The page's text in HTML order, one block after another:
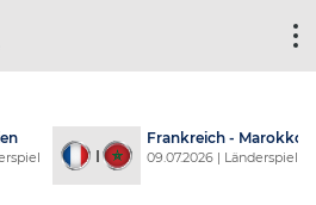
Frankreich - Marokko
09.07.2026 | Länderspiel